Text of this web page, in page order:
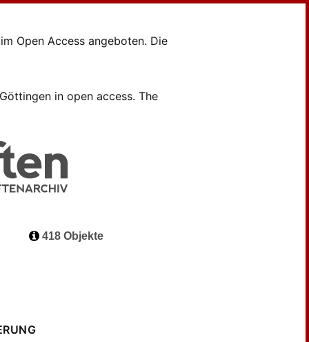
Open Access angeboten. Die
in open access. The
418 Objekte